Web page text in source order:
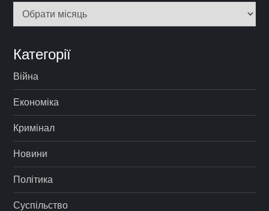
Категорії
Війна
Економіка
Кримінал
Новини
Політика
Суспільство